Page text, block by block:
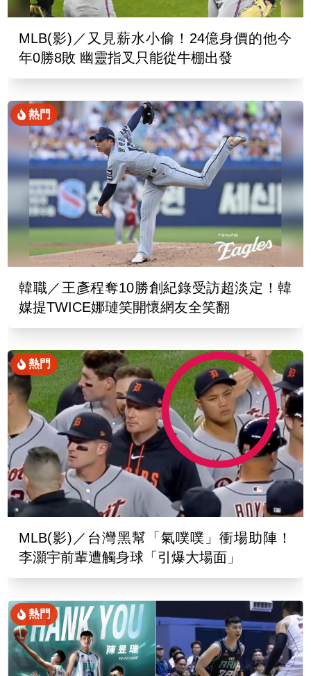
MLB(影)／又見薪水小偷！24億身價的他今
年0勝8敗 幽靈指叉只能從牛棚出發
熱門
韓職／王彥程奪10勝創紀錄受訪超淡定！韓
媒提TWICE娜璉笑開懷網友全笑翻
熱門
MLB(影)／台灣黑幫「氣噗噗」衝場助陣！
李灝宇前輩遭觸身球「引爆大場面」
熱門